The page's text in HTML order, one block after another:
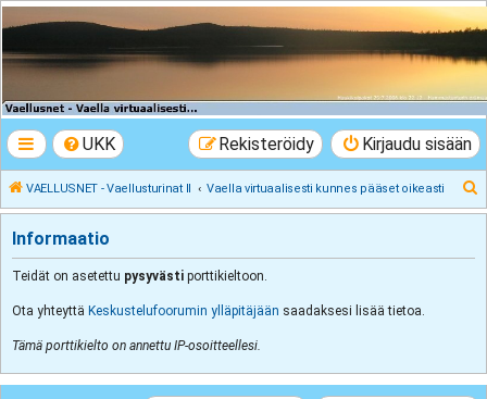
VAELLUSNET -
Vaellusturinat II
UKK Kirjaudu sisään
Rekisteröidy
VAELLUSNET - Vaellusturinat II Vaella virtuaalisesti kunnes pääset oikeasti
t
Informaatio
Teidät on asetettu pysyvästi porttikieltoon.
Ota yhteyttä Keskustelufoorumin ylläpitäjään saadaksesi lisää tietoa.
Tämä porttikielto on annettu IP-osoitteellesi.